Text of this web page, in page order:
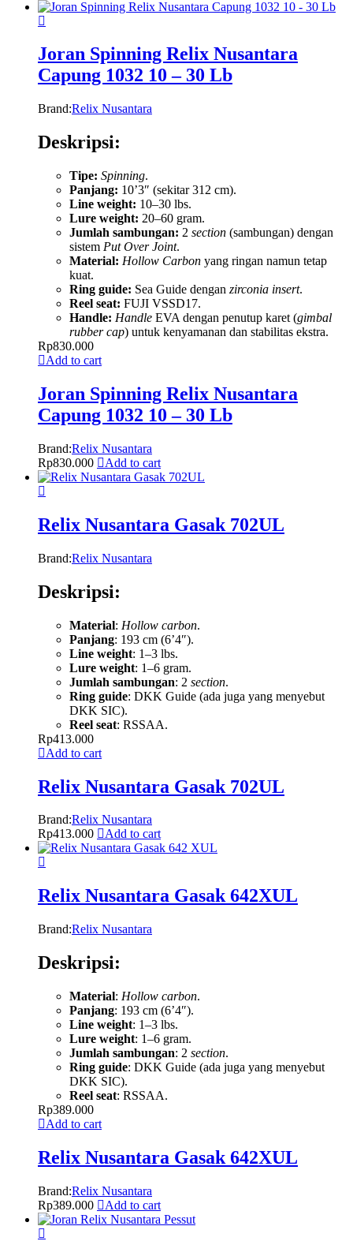
Joran Spinning Relix Nusantara
Capung 1032 10 – 30 Lb
Brand:Relix Nusantara
Deskripsi:
Tipe: Spinning.
Panjang: 10’3″ (sekitar 312 cm).
Line weight: 10–30 lbs.
Lure weight: 20–60 gram.
Jumlah sambungan: 2 section (sambungan) dengan
sistem Put Over Joint.
Material: Hollow Carbon yang ringan namun tetap
kuat.
Ring guide: Sea Guide dengan zirconia insert.
Reel seat: FUJI VSSD17.
Handle: Handle EVA dengan penutup karet (gimbal
rubber cap) untuk kenyamanan dan stabilitas ekstra.
Rp830.000
Add to cart
Joran Spinning Relix Nusantara
Capung 1032 10 – 30 Lb
Brand:Relix Nusantara
Rp830.000 Add to cart
Relix Nusantara Gasak 702UL
Brand:Relix Nusantara
Deskripsi:
Material: Hollow carbon.
Panjang: 193 cm (6’4″).
Line weight: 1–3 lbs.
Lure weight: 1–6 gram.
Jumlah sambungan: 2 section.
Ring guide: DKK Guide (ada juga yang menyebut
DKK SIC).
Reel seat: RSSAA.
Rp413.000
Add to cart
Relix Nusantara Gasak 702UL
Brand:Relix Nusantara
Rp413.000 Add to cart
Relix Nusantara Gasak 642XUL
Brand:Relix Nusantara
Deskripsi:
Material: Hollow carbon.
Panjang: 193 cm (6’4″).
Line weight: 1–3 lbs.
Lure weight: 1–6 gram.
Jumlah sambungan: 2 section.
Ring guide: DKK Guide (ada juga yang menyebut
DKK SIC).
Reel seat: RSSAA.
Rp389.000
Add to cart
Relix Nusantara Gasak 642XUL
Brand:Relix Nusantara
Rp389.000 Add to cart